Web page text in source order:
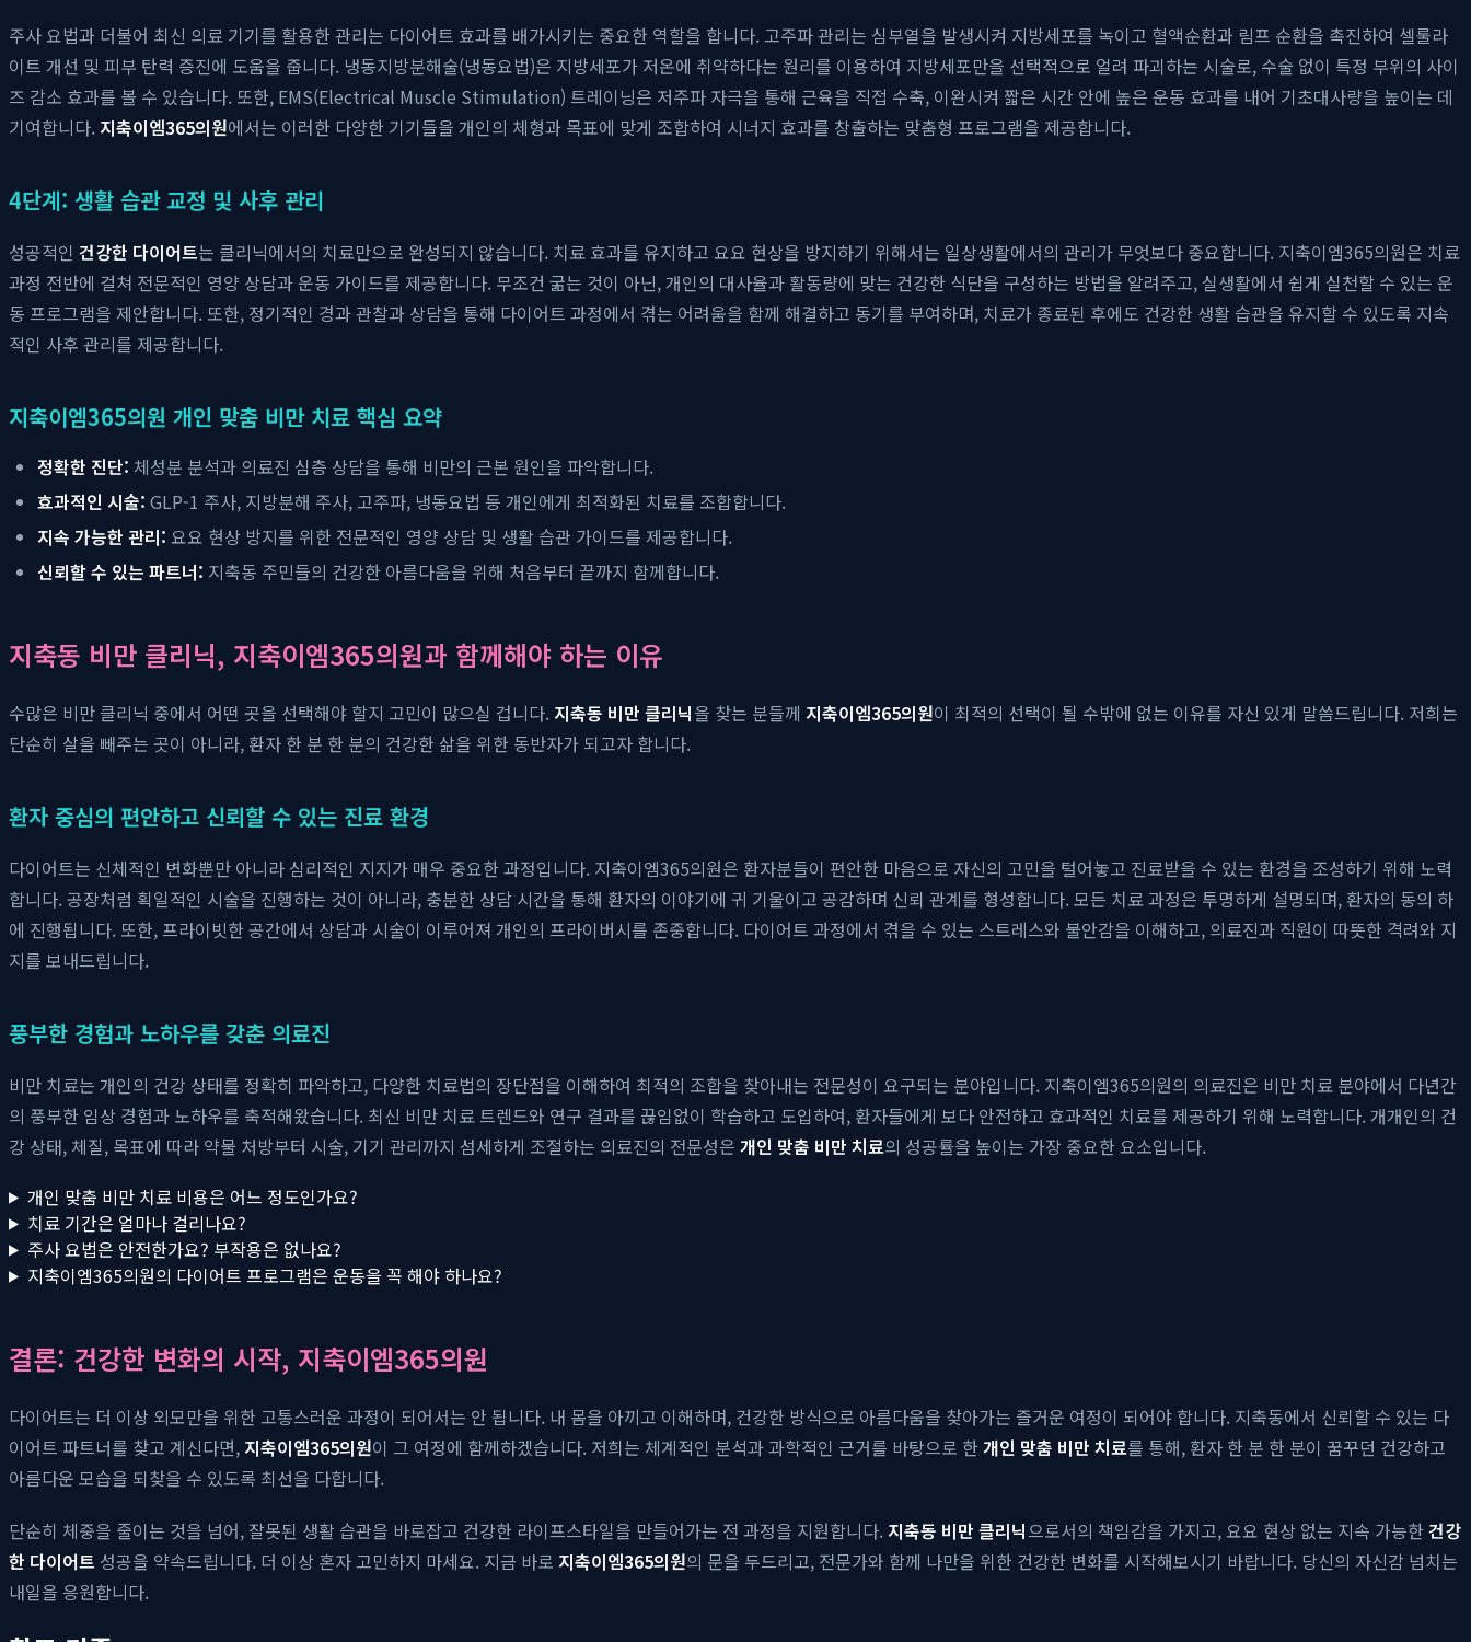
주사 요법과 더불어 최신 의료 기기를 활용한 관리는 다이어트 효과를 배가시키는 중요한 역할을 합니다. 고주파 관리는 심부열을 발생시켜 지방세포를 녹이고 혈액순환과 림프 순환을 촉진하여 셀룰라
이트 개선 및 피부 탄력 증진에 도움을 줍니다. 냉동지방분해술(냉동요법)은 지방세포가 저온에 취약하다는 원리를 이용하여 지방세포만을 선택적으로 얼려 파괴하는 시술로, 수술 없이 특정 부위의 사이
즈 감소 효과를 볼 수 있습니다. 또한, EMS(Electrical Muscle Stimulation) 트레이닝은 저주파 자극을 통해 근육을 직접 수축, 이완시켜 짧은 시간 안에 높은 운동 효과를 내어 기초대사량을 높이는 데
기여합니다. 지축이엠365의원에서는 이러한 다양한 기기들을 개인의 체형과 목표에 맞게 조합하여 시너지 효과를 창출하는 맞춤형 프로그램을 제공합니다.
4단계: 생활 습관 교정 및 사후 관리
성공적인 건강한 다이어트는 클리닉에서의 치료만으로 완성되지 않습니다. 치료 효과를 유지하고 요요 현상을 방지하기 위해서는 일상생활에서의 관리가 무엇보다 중요합니다. 지축이엠365의원은 치료
과정 전반에 걸쳐 전문적인 영양 상담과 운동 가이드를 제공합니다. 무조건 굶는 것이 아닌, 개인의 대사율과 활동량에 맞는 건강한 식단을 구성하는 방법을 알려주고, 실생활에서 쉽게 실천할 수 있는 운
동 프로그램을 제안합니다. 또한, 정기적인 경과 관찰과 상담을 통해 다이어트 과정에서 겪는 어려움을 함께 해결하고 동기를 부여하며, 치료가 종료된 후에도 건강한 생활 습관을 유지할 수 있도록 지속
적인 사후 관리를 제공합니다.
지축이엠365의원 개인 맞춤 비만 치료 핵심 요약
정확한 진단: 체성분 분석과 의료진 심층 상담을 통해 비만의 근본 원인을 파악합니다.
효과적인 시술: GLP-1 주사, 지방분해 주사, 고주파, 냉동요법 등 개인에게 최적화된 치료를 조합합니다.
지속 가능한 관리: 요요 현상 방지를 위한 전문적인 영양 상담 및 생활 습관 가이드를 제공합니다.
신뢰할 수 있는 파트너: 지축동 주민들의 건강한 아름다움을 위해 처음부터 끝까지 함께합니다.
지축동 비만 클리닉, 지축이엠365의원과 함께해야 하는 이유
수많은 비만 클리닉 중에서 어떤 곳을 선택해야 할지 고민이 많으실 겁니다. 지축동 비만 클리닉을 찾는 분들께 지축이엠365의원이 최적의 선택이 될 수밖에 없는 이유를 자신 있게 말씀드립니다. 저희는
단순히 살을 빼주는 곳이 아니라, 환자 한 분 한 분의 건강한 삶을 위한 동반자가 되고자 합니다.
환자 중심의 편안하고 신뢰할 수 있는 진료 환경
다이어트는 신체적인 변화뿐만 아니라 심리적인 지지가 매우 중요한 과정입니다. 지축이엠365의원은 환자분들이 편안한 마음으로 자신의 고민을 털어놓고 진료받을 수 있는 환경을 조성하기 위해 노력
합니다. 공장처럼 획일적인 시술을 진행하는 것이 아니라, 충분한 상담 시간을 통해 환자의 이야기에 귀 기울이고 공감하며 신뢰 관계를 형성합니다. 모든 치료 과정은 투명하게 설명되며, 환자의 동의 하
에 진행됩니다. 또한, 프라이빗한 공간에서 상담과 시술이 이루어져 개인의 프라이버시를 존중합니다. 다이어트 과정에서 겪을 수 있는 스트레스와 불안감을 이해하고, 의료진과 직원이 따뜻한 격려와 지
지를 보내드립니다.
풍부한 경험과 노하우를 갖춘 의료진
비만 치료는 개인의 건강 상태를 정확히 파악하고, 다양한 치료법의 장단점을 이해하여 최적의 조합을 찾아내는 전문성이 요구되는 분야입니다. 지축이엠365의원의 의료진은 비만 치료 분야에서 다년간
의 풍부한 임상 경험과 노하우를 축적해왔습니다. 최신 비만 치료 트렌드와 연구 결과를 끊임없이 학습하고 도입하여, 환자들에게 보다 안전하고 효과적인 치료를 제공하기 위해 노력합니다. 개개인의 건
강 상태, 체질, 목표에 따라 약물 처방부터 시술, 기기 관리까지 섬세하게 조절하는 의료진의 전문성은 개인 맞춤 비만 치료의 성공률을 높이는 가장 중요한 요소입니다.
개인 맞춤 비만 치료 비용은 어느 정도인가요?
치료 기간은 얼마나 걸리나요?
주사 요법은 안전한가요? 부작용은 없나요?
지축이엠365의원의 다이어트 프로그램은 운동을 꼭 해야 하나요?
결론: 건강한 변화의 시작, 지축이엠365의원
다이어트는 더 이상 외모만을 위한 고통스러운 과정이 되어서는 안 됩니다. 내 몸을 아끼고 이해하며, 건강한 방식으로 아름다움을 찾아가는 즐거운 여정이 되어야 합니다. 지축동에서 신뢰할 수 있는 다
이어트 파트너를 찾고 계신다면, 지축이엠365의원이 그 여정에 함께하겠습니다. 저희는 체계적인 분석과 과학적인 근거를 바탕으로 한 개인 맞춤 비만 치료를 통해, 환자 한 분 한 분이 꿈꾸던 건강하고
아름다운 모습을 되찾을 수 있도록 최선을 다합니다.
단순히 체중을 줄이는 것을 넘어, 잘못된 생활 습관을 바로잡고 건강한 라이프스타일을 만들어가는 전 과정을 지원합니다. 지축동 비만 클리닉으로서의 책임감을 가지고, 요요 현상 없는 지속 가능한 건강
한 다이어트 성공을 약속드립니다. 더 이상 혼자 고민하지 마세요. 지금 바로 지축이엠365의원의 문을 두드리고, 전문가와 함께 나만을 위한 건강한 변화를 시작해보시기 바랍니다. 당신의 자신감 넘치는
내일을 응원합니다.